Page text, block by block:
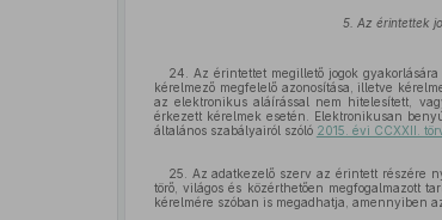
5. Az érintettek
24. Az érintettet megillető jogok
kérelmező megfelelő azonosítása, illetve
az elektronikus aláírással nem hitelesített,
érkezett kérelmek esetén. Elektronikusan
általános szabályairól szóló 2015. évi CCXXII.
25. Az adatkezelő szerv az érintett részére
törő, világos és közérthetően megfogalmazott
kérelmére szóban is megadhatja, amennyiben